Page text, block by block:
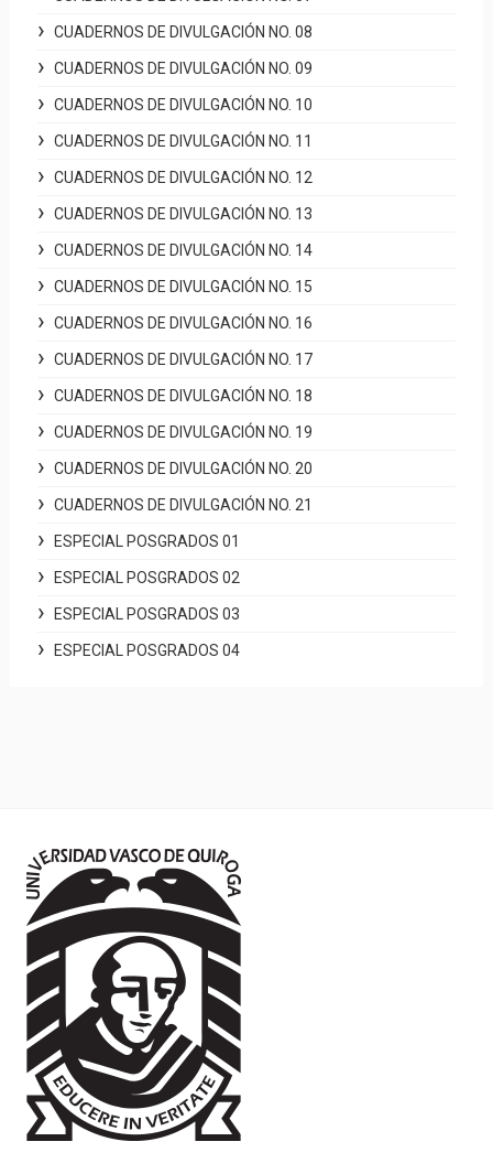
CUADERNOS DE DIVULGACIÓN NO. 08
CUADERNOS DE DIVULGACIÓN NO. 09
CUADERNOS DE DIVULGACIÓN NO. 10
CUADERNOS DE DIVULGACIÓN NO. 11
CUADERNOS DE DIVULGACIÓN NO. 12
CUADERNOS DE DIVULGACIÓN NO. 13
CUADERNOS DE DIVULGACIÓN NO. 14
CUADERNOS DE DIVULGACIÓN NO. 15
CUADERNOS DE DIVULGACIÓN NO. 16
CUADERNOS DE DIVULGACIÓN NO. 17
CUADERNOS DE DIVULGACIÓN NO. 18
CUADERNOS DE DIVULGACIÓN NO. 19
CUADERNOS DE DIVULGACIÓN NO. 20
CUADERNOS DE DIVULGACIÓN NO. 21
ESPECIAL POSGRADOS 01
ESPECIAL POSGRADOS 02
ESPECIAL POSGRADOS 03
ESPECIAL POSGRADOS 04